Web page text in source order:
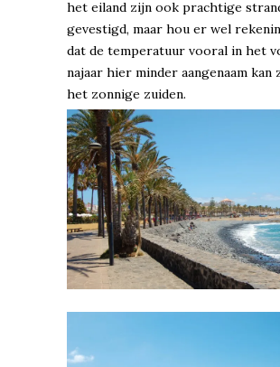
het eiland zijn ook prachtige
gevestigd, maar hou er wel
dat de temperatuur vooral in het
najaar hier minder aangenaam kan
het zonnige zuiden.